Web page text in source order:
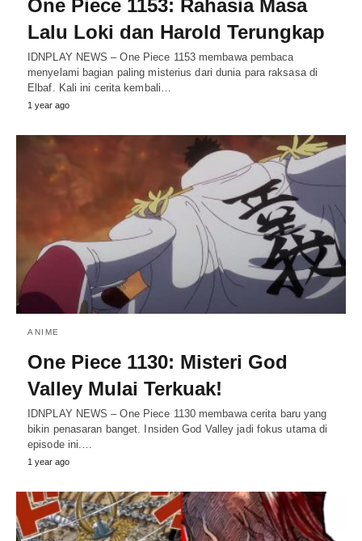
One Piece 1153: Rahasia Masa
Lalu Loki dan Harold Terungkap
IDNPLAY NEWS – One Piece 1153 membawa pembaca
menyelami bagian paling misterius dari dunia para raksasa di
Elbaf. Kali ini cerita kembali…
1 year ago
ANIME
One Piece 1130: Misteri God
Valley Mulai Terkuak!
IDNPLAY NEWS – One Piece 1130 membawa cerita baru yang
bikin penasaran banget. Insiden God Valley jadi fokus utama di
episode ini.…
1 year ago